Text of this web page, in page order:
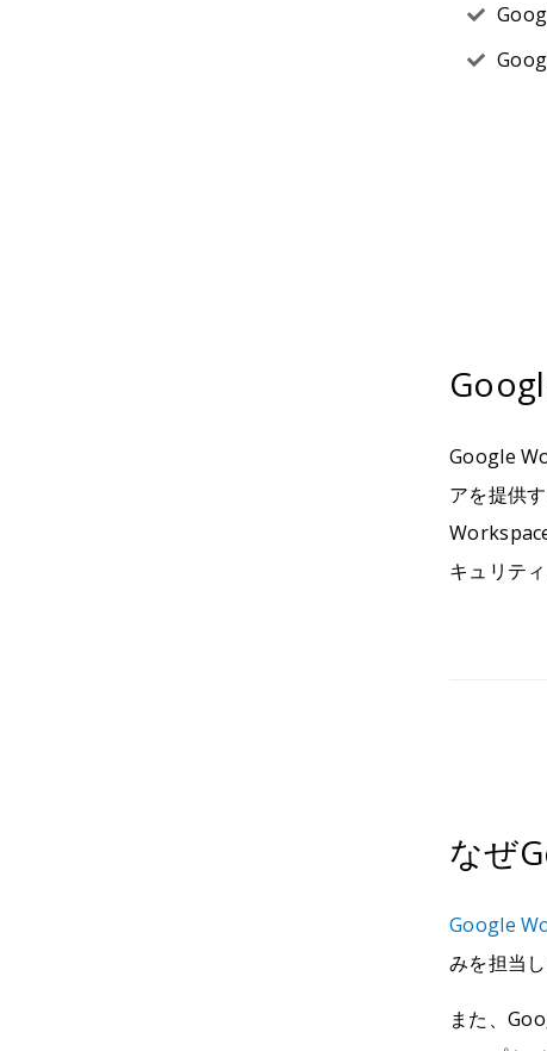
Google
アを提供
キュリテ
なぜ
Google
みを担当
また、